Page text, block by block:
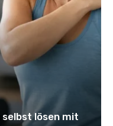
lösen mit